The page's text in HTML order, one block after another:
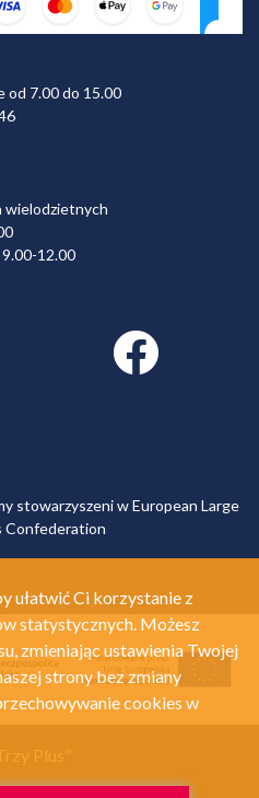
od 7.00 do 15.00
wielodzietnych
12.00
Facebook link
stowarzyszeni w European Large
Confederation
Plus"
ułatwić Ci korzystanie z
statystycznych. Możesz
zmieniając ustawienia Twojej
strony bez zmiany
cookies w